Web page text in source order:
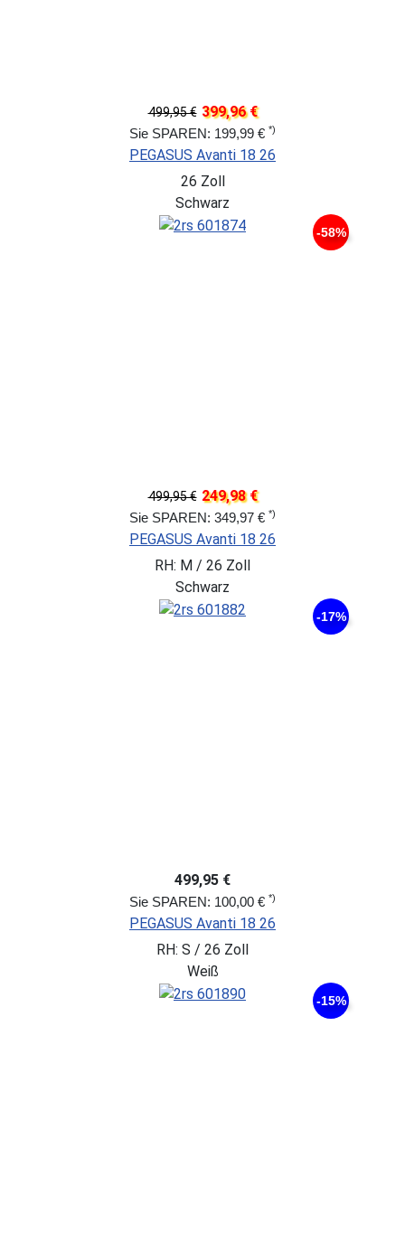
499,95 € 399,96 €
Sie SPAREN: 199,99 € *)
PEGASUS Avanti 18 26
26 Zoll
Schwarz
-58%
499,95 € 249,98 €
Sie SPAREN: 349,97 € *)
PEGASUS Avanti 18 26
RH: M / 26 Zoll
Schwarz
-17%
499,95 €
Sie SPAREN: 100,00 € *)
PEGASUS Avanti 18 26
RH: S / 26 Zoll
Weiß
-15%